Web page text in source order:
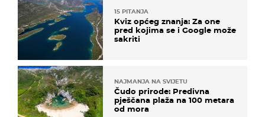
15 PITANJA
Kviz općeg znanja: Za one
pred kojima se i Google može
sakriti
NAJMANJA NA SVIJETU
Čudo prirode: Predivna
pješčana plaža na 100 metara
od mora